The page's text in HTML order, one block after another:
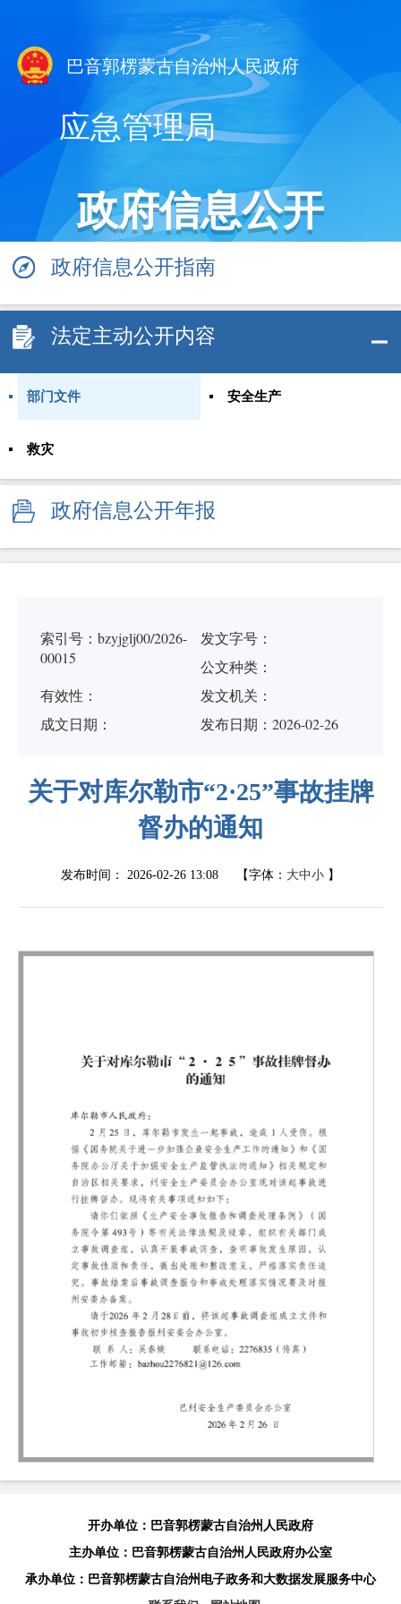
巴音郭楞蒙古自治州人民政府
应急管理局
政府信息公开
政府信息公开指南
法定主动公开内容
部门文件 安全生产
救灾
政府信息公开年报
索引号：bzyjglj00/2026-
00015
发文字号：
公文种类：
有效性：
发文机关：
成文日期：
发布日期：2026-02-26
关于对库尔勒市“2·25”事故挂牌
督办的通知
发布时间： 2026-02-26 13:08 【字体： 大中小 】
开办单位：巴音郭楞蒙古自治州人民政府
主办单位：巴音郭楞蒙古自治州人民政府办公室
承办单位：巴音郭楞蒙古自治州电子政务和大数据发展服务中心